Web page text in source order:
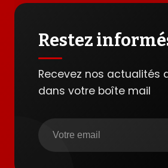
Restez
Recevez nos actualités
dans votre boîte mail